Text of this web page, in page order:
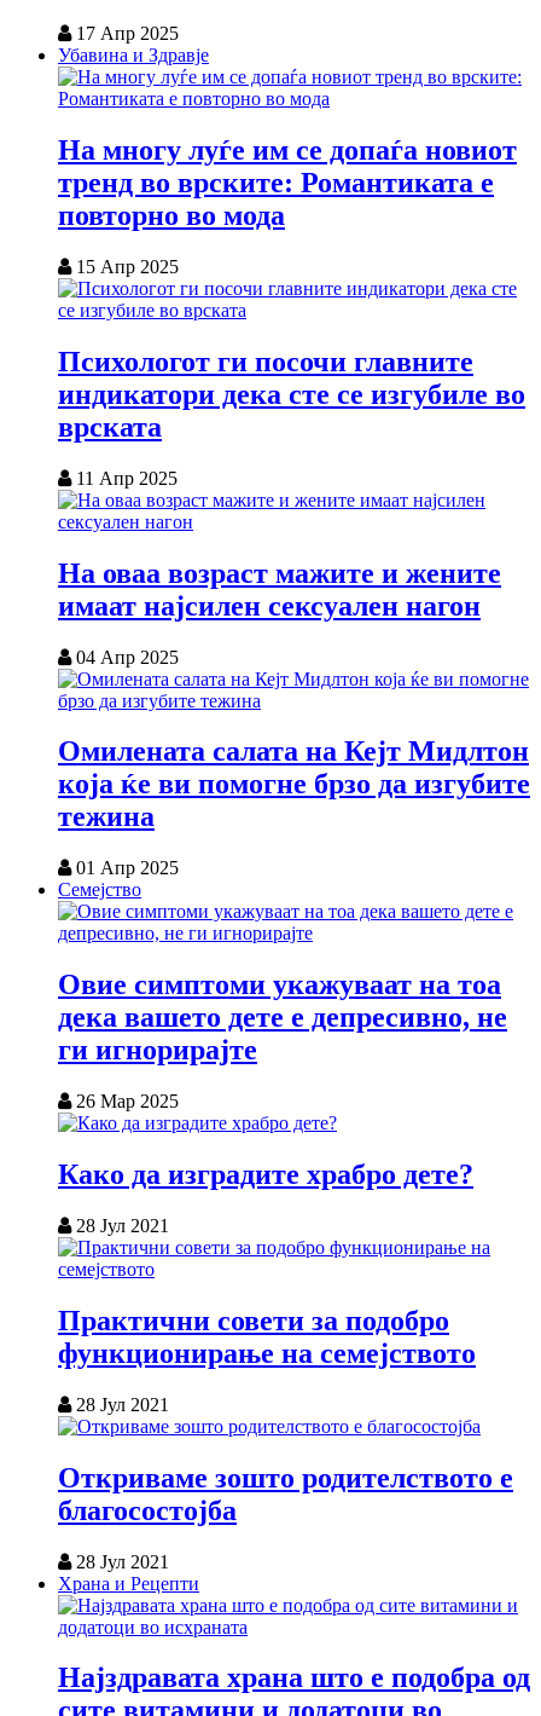
17 Апр 2025
Убавина и Здравје
На многу луѓе им се допаѓа новиот
тренд во врските: Романтиката е
повторно во мода
15 Апр 2025
Психологот ги посочи главните
индикатори дека сте се изгубиле во
врската
11 Апр 2025
На оваа возраст мажите и жените
имаат најсилен сексуален нагон
04 Апр 2025
Омилената салата на Кејт Мидлтон
која ќе ви помогне брзо да изгубите
тежина
01 Апр 2025
Семејство
Овие симптоми укажуваат на тоа
дека вашето дете е депресивно, не
ги игнорирајте
26 Мар 2025
Како да изградите храбро дете?
28 Јул 2021
Практични совети за подобро
функционирање на семејството
28 Јул 2021
Откриваме зошто родителството е
благосостојба
28 Јул 2021
Храна и Рецепти
Најздравата храна што е подобра од